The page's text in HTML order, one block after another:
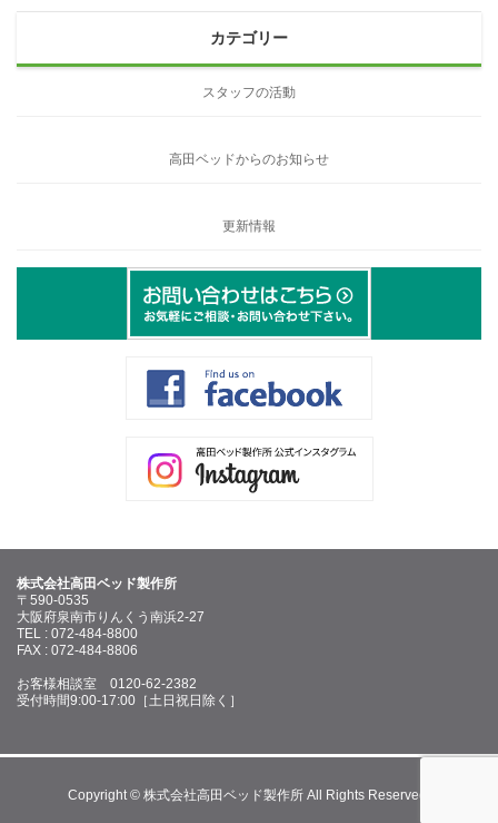
カテゴリー
スタッフの活動
高田ベッドからのお知らせ
更新情報
株式会社高田ベッド製作所
〒590-0535
大阪府泉南市りんくう南浜2-27
TEL : 072-484-8800
FAX : 072-484-8806
お客様相談室 0120-62-2382
受付時間9:00-17:00［土日祝日除く］
Copyright © 株式会社高田ベッド製作所 All Rights Reserved.